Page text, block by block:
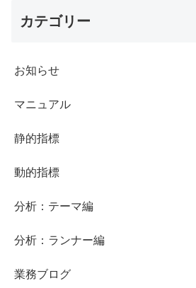
カテゴリー
お知らせ
マニュアル
静的指標
動的指標
分析：テーマ編
分析：ランナー編
業務ブログ